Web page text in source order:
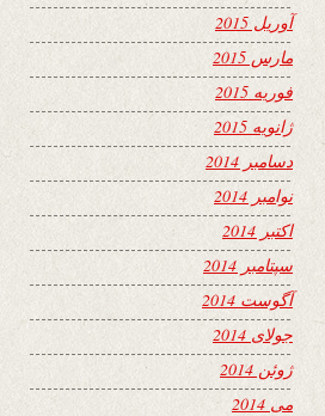
آوریل 2015
مارس 2015
فوریه 2015
ژانویه 2015
دسامبر 2014
نوامبر 2014
اکتبر 2014
سپتامبر 2014
آگوست 2014
جولای 2014
ژوئن 2014
می 2014